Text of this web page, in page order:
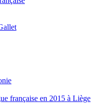
française en 2015 à Liège